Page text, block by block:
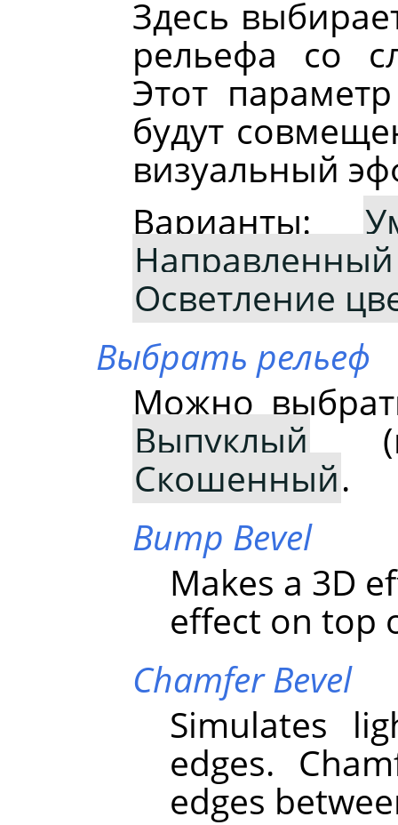
Здесь
рельефа со
Этот
будут
визуальный
Варианты:
Осветление
Выбрать рельеф
Можно
Выпуклый
Скошенный.
Bump Bevel
Makes a 3D
effect on top
Chamfer Bevel
Simulates
edges.
edges